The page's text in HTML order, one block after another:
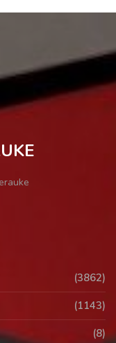
(3862)
(1143)
(8)